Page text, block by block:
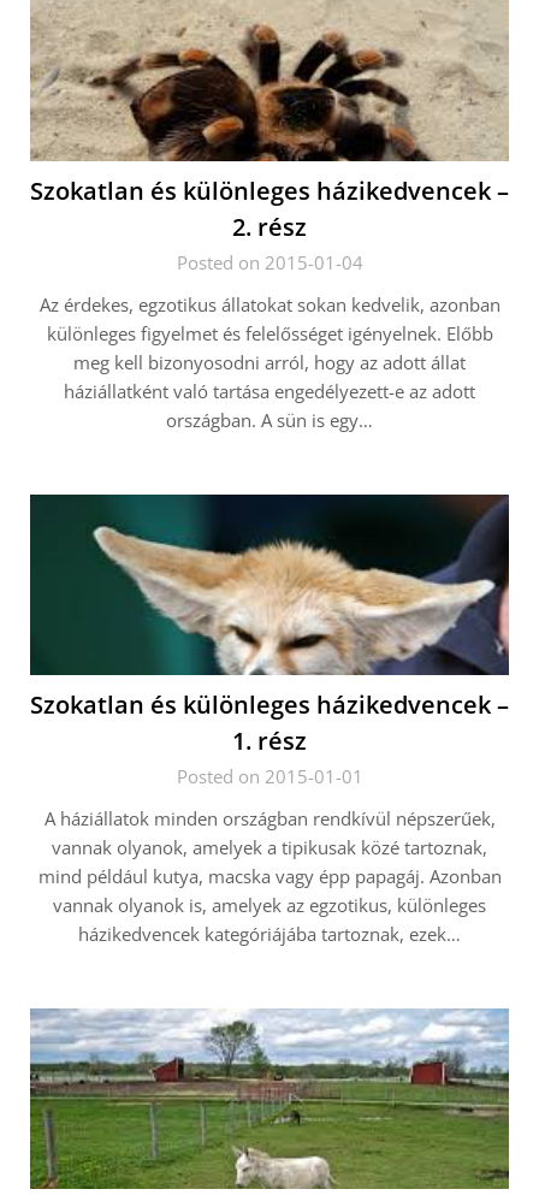
Szokatlan és különleges házikedvencek –
2. rész
Posted on 2015-01-04
Az érdekes, egzotikus állatokat sokan kedvelik, azonban
különleges figyelmet és felelősséget igényelnek. Előbb
meg kell bizonyosodni arról, hogy az adott állat
háziállatként való tartása engedélyezett-e az adott
országban. A sün is egy…
Szokatlan és különleges házikedvencek –
1. rész
Posted on 2015-01-01
A háziállatok minden országban rendkívül népszerűek,
vannak olyanok, amelyek a tipikusak közé tartoznak,
mind például kutya, macska vagy épp papagáj. Azonban
vannak olyanok is, amelyek az egzotikus, különleges
házikedvencek kategóriájába tartoznak, ezek…